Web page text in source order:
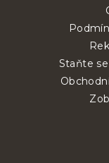
Staňte